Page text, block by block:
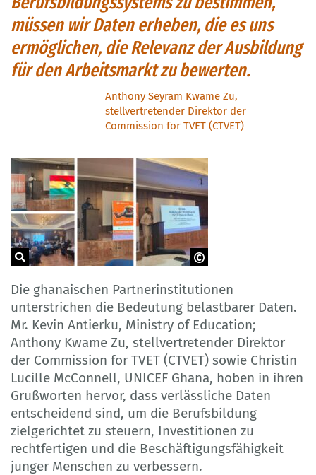
müssen wir Daten erheben, die es uns
ermöglichen, die Relevanz der Ausbildung
für den Arbeitsmarkt zu bewerten.
Anthony Seyram Kwame Zu,
stellvertretender Direktor der
Commission for TVET (CTVET)
Die ghanaischen Partnerinstitutionen
unterstrichen die Bedeutung belastbarer Daten.
Mr. Kevin Antierku, Ministry of Education;
Anthony Kwame Zu, stellvertretender Direktor
der Commission for TVET (CTVET) sowie Christin
Lucille McConnell, UNICEF Ghana, hoben in ihren
Grußworten hervor, dass verlässliche Daten
entscheidend sind, um die Berufsbildung
zielgerichtet zu steuern, Investitionen zu
rechtfertigen und die Beschäftigungsfähigkeit
junger Menschen zu verbessern.